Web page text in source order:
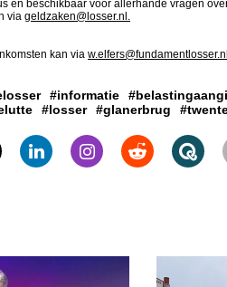
en beschikbaar voor allerhande vragen
via geldzaken@losser.nl.
kan via w.elfers@fundamentlosser.nl
#informatie
#losser #glanerbrug